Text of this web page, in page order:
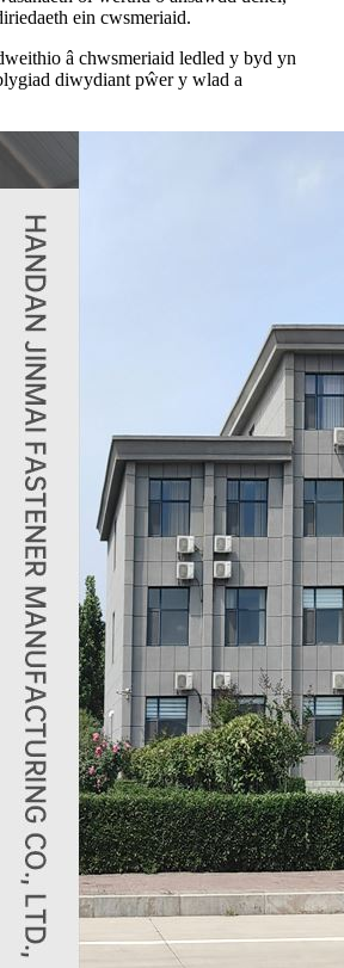
ein cwsmeriaid.
â chwsmeriaid ledled y byd yn
diwydiant pŵer y wlad a